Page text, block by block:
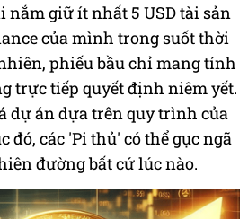
nắm giữ ít nhất 5 USD tài sản
của mình trong suốt thời
phiếu bầu chỉ mang tính
trực tiếp quyết định niêm yết.
dự án dựa trên quy trình của
đó, các 'Pi thủ' có thể gục ngã
đường bất cứ lúc nào.